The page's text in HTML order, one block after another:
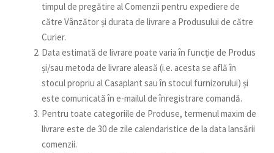
timpul de pregătire al Comenzii pentru expediere de
către Vânzător și durata de livrare a Produsului de către
Curier.
Data estimată de livrare poate varia în funcție de Produs
și/sau metoda de livrare aleasă (i.e. acesta se află în
stocul propriu al Casaplant sau în stocul furnizorului) și
este comunicată în e-mailul de înregistrare comandă.
Pentru toate categoriile de Produse, termenul maxim de
livrare este de 30 de zile calendaristice de la data lansării
comenzii.